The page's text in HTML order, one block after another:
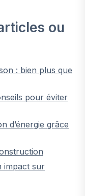
ou
: bien plus que
pour éviter
d’énergie grâce
impact sur